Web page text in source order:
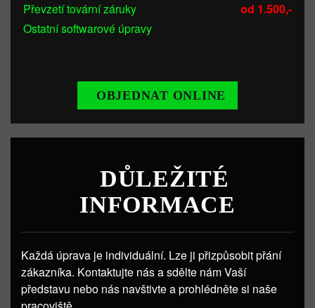
Převzetí tovární záruky
od 1.500,-
Ostatní softwarové úpravy
OBJEDNAT ONLINE
DŮLEŽITÉ
INFORMACE
Každá úprava je individuální. Lze ji přizpůsobit přání
zákazníka. Kontaktujte nás a sdělte nám Vaší
představu nebo nás navštivte a prohlédněte si naše